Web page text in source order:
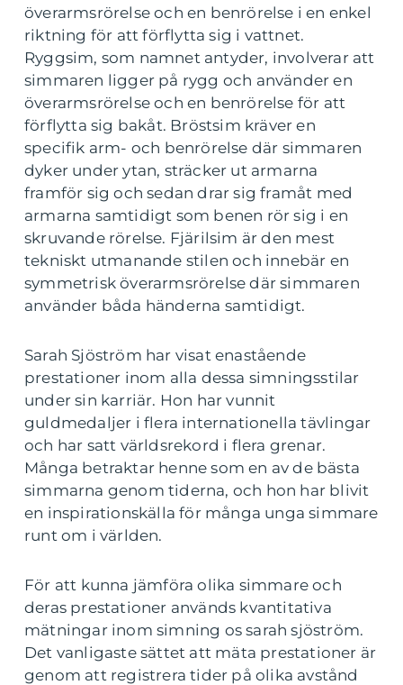
överarmsrörelse och en benrörelse i en enkel
riktning för att förflytta sig i vattnet.
Ryggsim, som namnet antyder, involverar att
simmaren ligger på rygg och använder en
överarmsrörelse och en benrörelse för att
förflytta sig bakåt. Bröstsim kräver en
specifik arm- och benrörelse där simmaren
dyker under ytan, sträcker ut armarna
framför sig och sedan drar sig framåt med
armarna samtidigt som benen rör sig i en
skruvande rörelse. Fjärilsim är den mest
tekniskt utmanande stilen och innebär en
symmetrisk överarmsrörelse där simmaren
använder båda händerna samtidigt.
Sarah Sjöström har visat enastående
prestationer inom alla dessa simningsstilar
under sin karriär. Hon har vunnit
guldmedaljer i flera internationella tävlingar
och har satt världsrekord i flera grenar.
Många betraktar henne som en av de bästa
simmarna genom tiderna, och hon har blivit
en inspirationskälla för många unga simmare
runt om i världen.
För att kunna jämföra olika simmare och
deras prestationer används kvantitativa
mätningar inom simning os sarah sjöström.
Det vanligaste sättet att mäta prestationer är
genom att registrera tider på olika avstånd